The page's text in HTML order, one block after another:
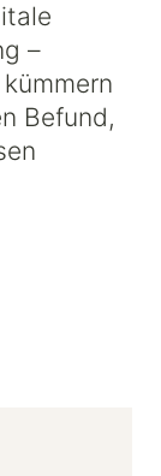
–
Befund,